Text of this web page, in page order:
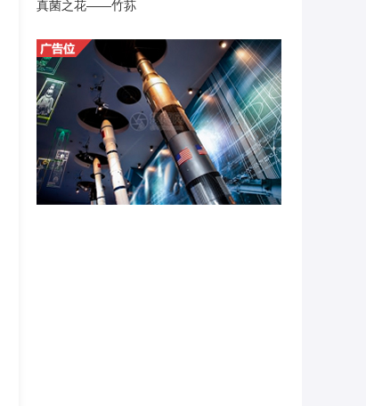
真菌之花——竹荪